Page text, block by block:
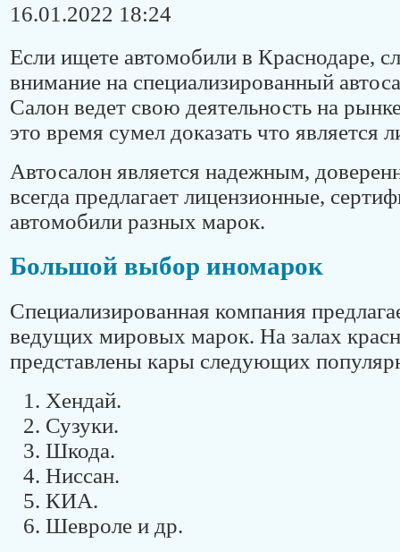
16.01.2022 18:24
Если ищете автомобили в Краснодаре,
внимание на специализированный
Салон ведет свою деятельность на
это время сумел доказать что является
Автосалон является надежным,
всегда предлагает лицензионные,
автомобили разных марок.
Большой выбор иномарок
Специализированная компания
ведущих мировых марок. На залах
представлены кары следующих
Хендай.
Сузуки.
Шкода.
Ниссан.
КИА.
Шевроле и др.